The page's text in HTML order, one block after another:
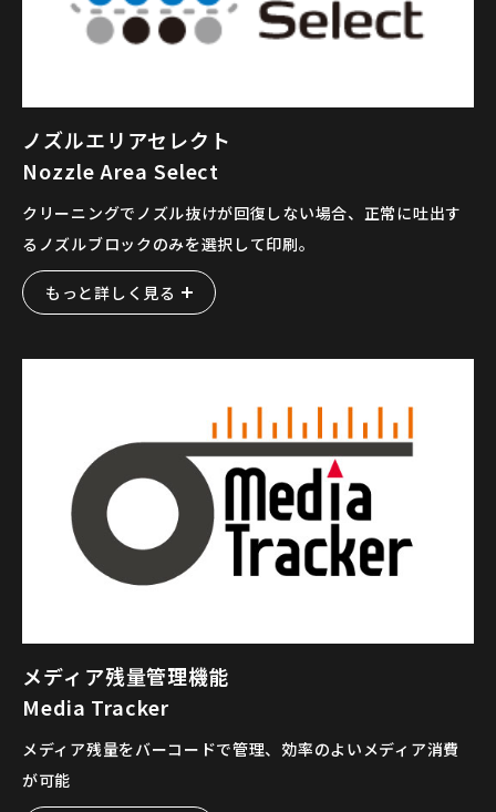
ノズルエリアセレクト
Nozzle Area Select
クリーニングでノズル抜けが回復しない場合、正常に吐出す
るノズルブロックのみを選択して印刷。
もっと詳しく見る
メディア残量管理機能
Media Tracker
メディア残量をバーコードで管理、効率のよいメディア消費
が可能